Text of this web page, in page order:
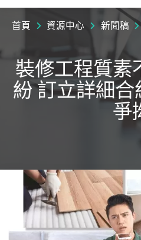
首頁 資源中心 新聞稿
裝修工程質素
紛 訂立詳細
爭